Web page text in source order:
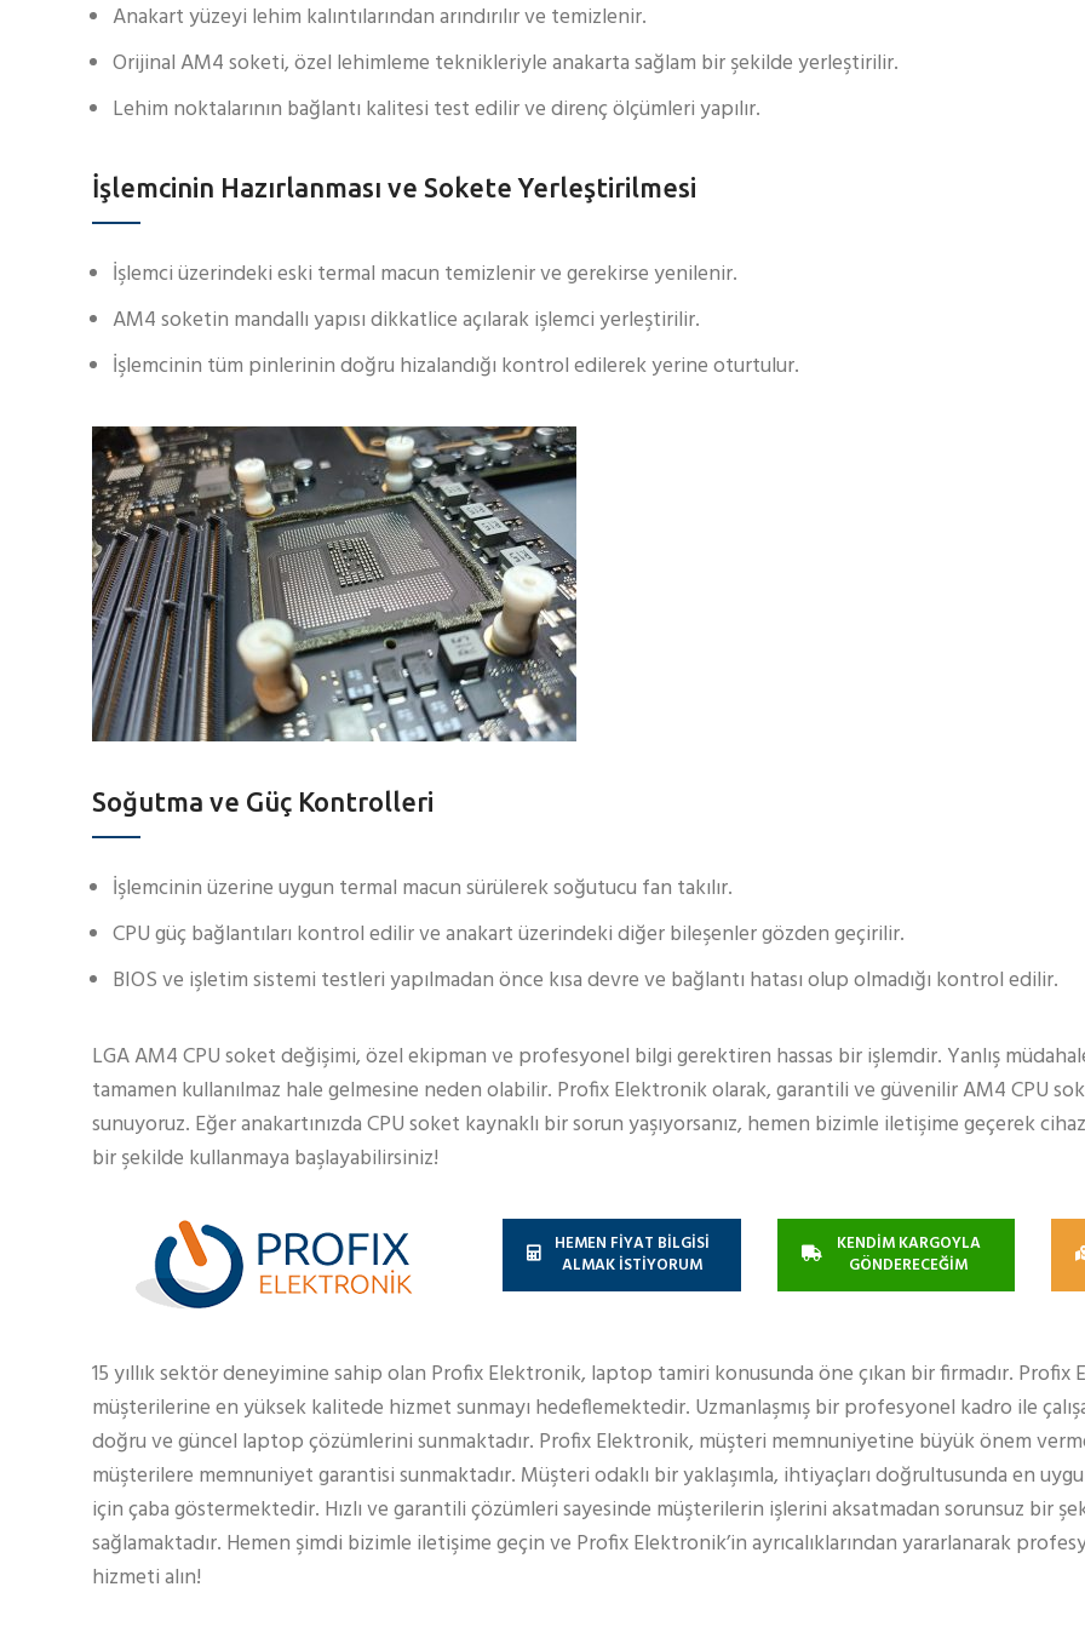
Anakart yüzeyi lehim kalıntılarından arındırılır ve temizlenir.
Orijinal AM4 soketi, özel lehimleme teknikleriyle anakarta sağlam bir şekilde yerleştirilir.
Lehim noktalarının bağlantı kalitesi test edilir ve direnç ölçümleri yapılır.
İşlemcinin Hazırlanması ve Sokete Yerleştirilmesi
İşlemci üzerindeki eski termal macun temizlenir ve gerekirse yenilenir.
AM4 soketin mandallı yapısı dikkatlice açılarak işlemci yerleştirilir.
İşlemcinin tüm pinlerinin doğru hizalandığı kontrol edilerek yerine oturtulur.
Soğutma ve Güç Kontrolleri
İşlemcinin üzerine uygun termal macun sürülerek soğutucu fan takılır.
CPU güç bağlantıları kontrol edilir ve anakart üzerindeki diğer bileşenler gözden geçirilir.
BIOS ve işletim sistemi testleri yapılmadan önce kısa devre ve bağlantı hatası olup olmadığı kontrol edilir.
LGA AM4 CPU soket değişimi, özel ekipman ve profesyonel bilgi gerektiren hassas bir işlemdir. Yanlış
tamamen kullanılmaz hale gelmesine neden olabilir. Profix Elektronik olarak, garantili ve güvenilir AM4 CPU
sunuyoruz. Eğer anakartınızda CPU soket kaynaklı bir sorun yaşıyorsanız, hemen bizimle iletişime geçerek
bir şekilde kullanmaya başlayabilirsiniz!
HEMEN FİYAT BİLGİSİ
ALMAK İSTİYORUM
KENDİM KARGOYLA
GÖNDERECEĞİM
15 yıllık sektör deneyimine sahip olan Profix Elektronik, laptop tamiri konusunda öne çıkan bir firmadır. Profix
müşterilerine en yüksek kalitede hizmet sunmayı hedeflemektedir. Uzmanlaşmış bir profesyonel kadro ile
doğru ve güncel laptop çözümlerini sunmaktadır. Profix Elektronik, müşteri memnuniyetine büyük önem
müşterilere memnuniyet garantisi sunmaktadır. Müşteri odaklı bir yaklaşımla, ihtiyaçları doğrultusunda en
için çaba göstermektedir. Hızlı ve garantili çözümleri sayesinde müşterilerin işlerini aksatmadan sorunsuz bir
sağlamaktadır. Hemen şimdi bizimle iletişime geçin ve Profix Elektronik’in ayrıcalıklarından yararlanarak
hizmeti alın!